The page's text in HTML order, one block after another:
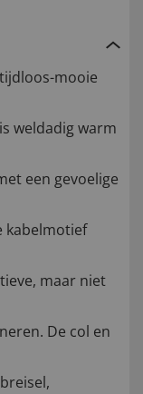
mooie
weldadig warm
een gevoelige
kabelmotief
maar niet
De col en